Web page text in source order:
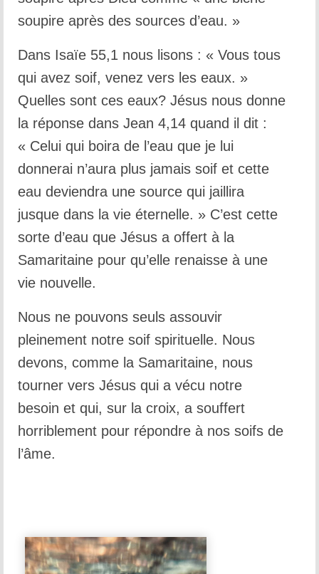
soupire après des sources d’eau. »
Dans Isaïe 55,1 nous lisons : « Vous tous
qui avez soif, venez vers les eaux. »
Quelles sont ces eaux? Jésus nous donne
la réponse dans Jean 4,14 quand il dit :
« Celui qui boira de l’eau que je lui
donnerai n’aura plus jamais soif et cette
eau deviendra une source qui jaillira
jusque dans la vie éternelle. » C’est cette
sorte d’eau que Jésus a offert à la
Samaritaine pour qu’elle renaisse à une
vie nouvelle.
Nous ne pouvons seuls assouvir
pleinement notre soif spirituelle. Nous
devons, comme la Samaritaine, nous
tourner vers Jésus qui a vécu notre
besoin et qui, sur la croix, a souffert
horriblement pour répondre à nos soifs de
l’âme.